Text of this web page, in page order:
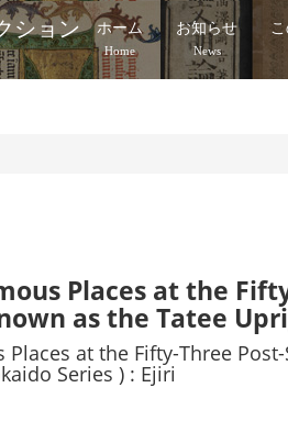
ション ホーム
Home
お知らせ
News
Places at the
as the Tatee
Places at the Fifty-Three
Series ) : Ejiri